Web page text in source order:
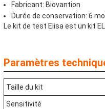
Fabricant: Biovantion
Durée de conservation: 6
Le kit de test Elisa est un kit
Paramètres
Taille du kit
Sensitivité